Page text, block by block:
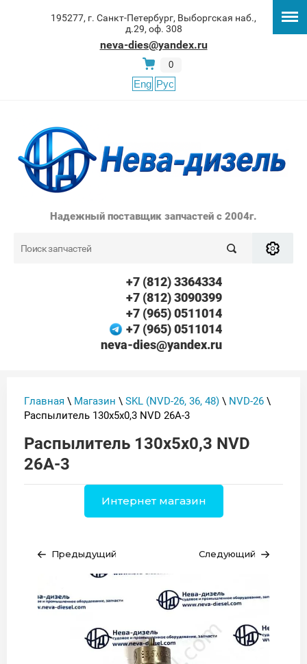
195277, г. Санкт-Петербург, Выборгская наб.,
д.29, оф. 308
neva-dies@yandex.ru
0
Eng Рус
Надежный поставщик запчастей с 2004г.
+7 (812) 3364334
+7 (812) 3090399
+7 (965) 0511014
+7 (965) 0511014
neva-dies@yandex.ru
Главная \ Магазин \ SKL (NVD-26, 36, 48) \ NVD-26 \
Распылитель 130х5х0,3 NVD 26А-3
Распылитель 130х5х0,3 NVD
26А-3
Интернет магазин
Предыдущий Следующий